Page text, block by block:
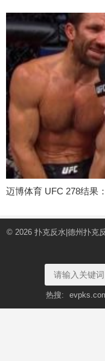
迈博体育 UFC 278结果
© 2026 扑克反水|德州扑克
热搜: